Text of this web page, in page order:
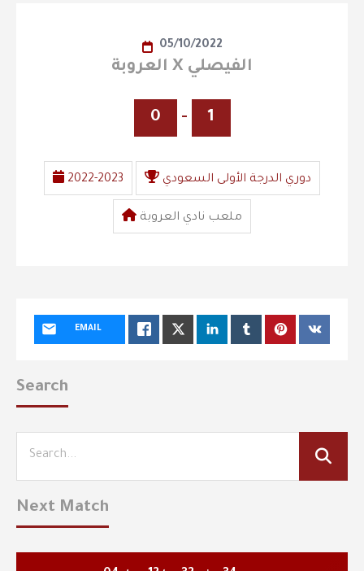
05/10/2022
العروبة X الفيصلي
0 - 1
2022-2023 دوري الدرجة الأولى السعودي
ملعب نادي العروبة
EMAIL
Search
Next Match